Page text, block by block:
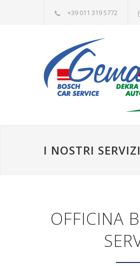
+39 011 319 5772
I NOSTRI SERVIZI
OFFICINA